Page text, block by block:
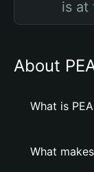
is at
About
What is
What